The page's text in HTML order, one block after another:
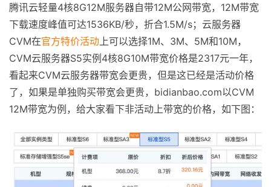
腾讯云轻量4核8G12M服务器自带12M公网带宽，12M带宽
下载速度峰值可达1536KB/秒，折合1.5M/s；云服务器
CVM在官方特价活动 上可以选择1M、3M、5M和10M，
CVM云服务器S5实例4核8G10M带宽价格是2317元一年，
看起来CVM云服务器带宽会更贵，但是这已经是活动价格
了，如果是单独购买带宽会更贵，bidianbao.com以CVM
12M带宽为例，给大家看下非活动上带宽的价格，如下图：